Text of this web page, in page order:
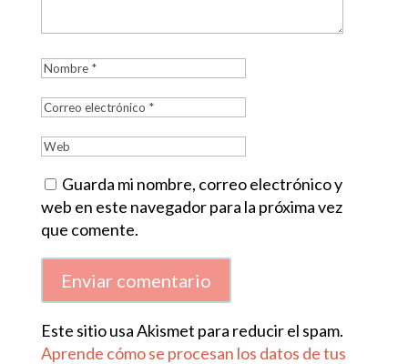
Guarda mi nombre, correo electrónico y
web en este navegador para la próxima vez
que comente.
Enviar comentario
Este sitio usa Akismet para reducir el spam.
Aprende cómo se procesan los datos de tus